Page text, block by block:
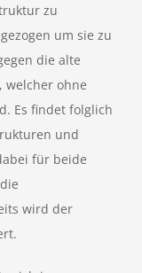
zu
um sie zu
die alte
welcher ohne
Es findet folglich
und
für beide
wird der